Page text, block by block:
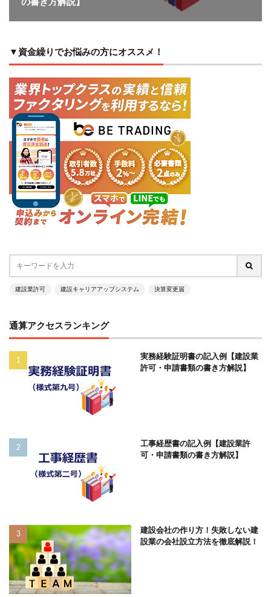
の書き方解説】
▼資金繰りでお悩みの方にオススメ！
建設業許可 建設キャリアアップシステム 決算変更届
通算アクセスランキング
実務経験証明書の記入例【建設業
許可・申請書類の書き方解説】
工事経歴書の記入例【建設業許
可・申請書類の書き方解説】
建設会社の作り方！失敗しない建
設業の会社設立方法を徹底解説！